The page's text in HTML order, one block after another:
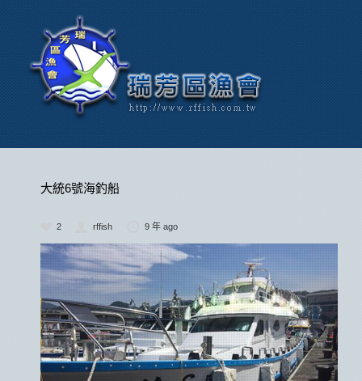
大統6號海釣船
2 rffish 9 年 ago